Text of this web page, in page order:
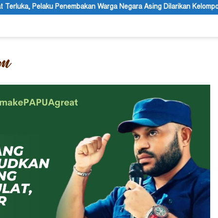
Warga Negara Asing Dilarikan Kelompoknya ke Dalam Hutan